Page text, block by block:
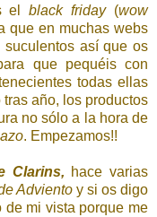
elblack friday(wow
que en muchas webs
así que os
que pequéis con
todas ellas
año, los productos
no sólo a la hora de
. Empezamos!!
Clarins, hace varias
Adviento y si os digo
de mi vista porque me